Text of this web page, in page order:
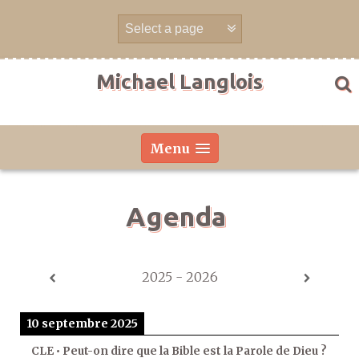
Michael Langlois
Menu
Agenda
2025 - 2026
10 septembre 2025
CLE • Peut-on dire que la Bible est la Parole de Dieu ?